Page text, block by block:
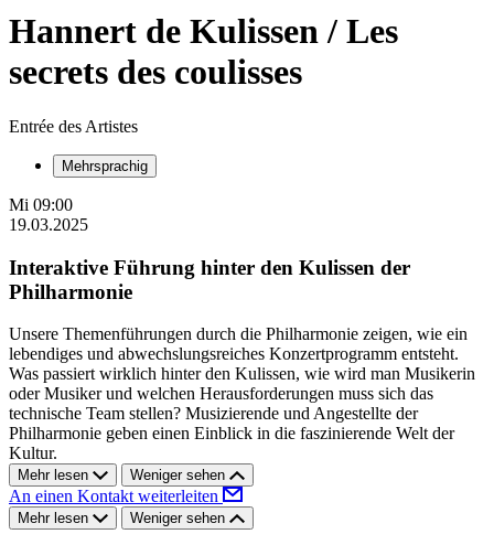
Hannert de Kulissen / Les
secrets des coulisses
Entrée des Artistes
Mehrsprachig
Mi 09:00
19.03.2025
Interaktive Führung hinter den Kulissen der
Philharmonie
Unsere Themenführungen durch die Philharmonie zeigen, wie ein
lebendiges und abwechslungsreiches Konzertprogramm entsteht.
Was passiert wirklich hinter den Kulissen, wie wird man Musikerin
oder Musiker und welchen Herausforderungen muss sich das
technische Team stellen? Musizierende und Angestellte der
Philharmonie geben einen Einblick in die faszinierende Welt der
Kultur.
Mehr lesen Weniger sehen
An einen Kontakt weiterleiten
Mehr lesen Weniger sehen